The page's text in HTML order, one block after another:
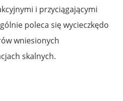
i przyciągającymi
poleca się wycieczkędo
wniesionych
skalnych.